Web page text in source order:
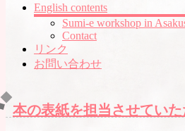
English contents
Sumi-e workshop in
Contact
リンク
お問い合わせ
本の表紙を担当させていた